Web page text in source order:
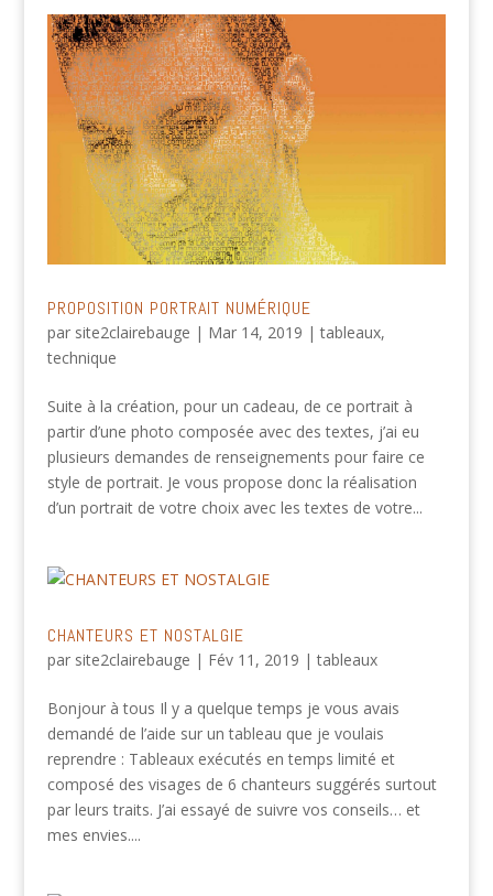
PROPOSITION PORTRAIT NUMÉRIQUE
par site2clairebauge | Mar 14, 2019 |tableaux,
technique
Suite à la création, pour un cadeau, de ce portrait à
partir d’une photo composée avec des textes, j’ai eu
plusieurs demandes de renseignements pour faire ce
style de portrait. Je vous propose donc la réalisation
d’un portrait de votre choix avec les textes de votre...
CHANTEURS ET NOSTALGIE
par site2clairebauge | Fév 11, 2019 |tableaux
Bonjour à tous Il y a quelque temps je vous avais
demandé de l’aide sur un tableau que je voulais
reprendre : Tableaux exécutés en temps limité et
composé des visages de 6 chanteurs suggérés surtout
par leurs traits. J’ai essayé de suivre vos conseils… et
mes envies....